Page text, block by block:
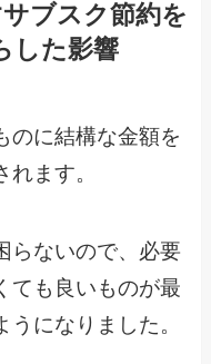
ブスク節約を
した影響
のに結構な金額を
ます。
らないので、必要
ても良いものが最
になりました。